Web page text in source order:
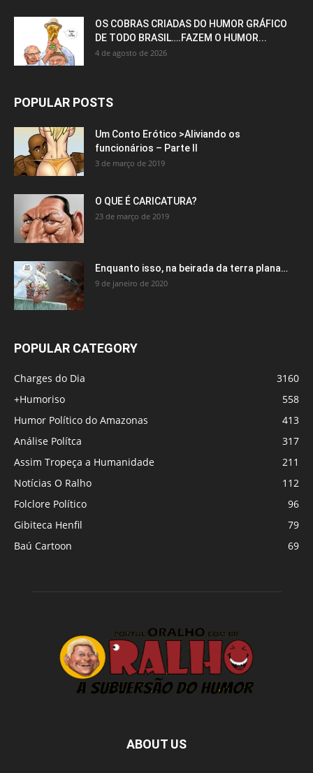
OS COBRAS CRIADAS DO HUMOR GRÁFICO
DE TODO BRASIL….FAZEM O HUMOR...
4 de agosto de 2026
POPULAR POSTS
Um Conto Erótico >Aliviando os
funcionários – Parte II
3 de março de 2019
O QUE É CARICATURA?
23 de março de 2019
Enquanto isso, na beirada da terra plana…
9 de janeiro de 2020
POPULAR CATEGORY
Charges do Dia
3160
+Humoriso
558
Humor Político do Amazonas
413
Análise Polítca
317
Assim Tropeça a Humanidade
211
Notícias O Ralho
112
Folclore Político
96
Gibiteca Henfil
79
Baú Cartoon
69
ABOUT US